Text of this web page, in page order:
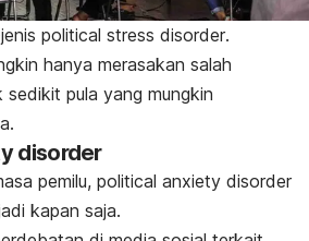
political stress disorder.
hanya merasakan salah
pula yang mungkin
disorder
pemilu, political anxiety disorder
kapan saja.